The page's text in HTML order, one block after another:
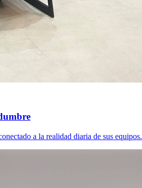
a la realidad diaria de sus equipos.